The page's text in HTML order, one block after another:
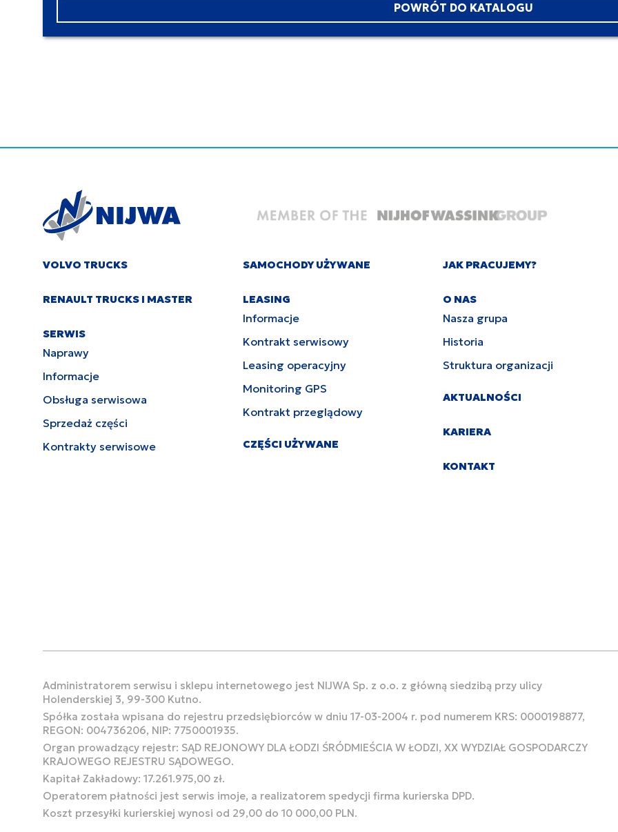
POWRÓT DO KATALOGU
VOLVO TRUCKS
RENAULT TRUCKS I MASTER
SERWIS
Naprawy
Informacje
Obsługa serwisowa
Sprzedaż części
Kontrakty serwisowe
SAMOCHODY UŻYWANE
LEASING
Informacje
Kontrakt serwisowy
Leasing operacyjny
Monitoring GPS
Kontrakt przeglądowy
CZĘŚCI UŻYWANE
JAK PRACUJEMY?
O NAS
Nasza grupa
Historia
Struktura organizacji
AKTUALNOŚCI
KARIERA
KONTAKT
Administratorem serwisu i sklepu internetowego jest NIJWA Sp. z o.o. z główną siedzibą przy ulicy
Holenderskiej 3, 99-300 Kutno.
Spółka została wpisana do rejestru przedsiębiorców w dniu 17-03-2004 r. pod numerem KRS: 0000198877,
REGON: 004736206, NIP: 7750001935.
Organ prowadzący rejestr: SĄD REJONOWY DLA ŁODZI ŚRÓDMIEŚCIA W ŁODZI, XX WYDZIAŁ GOSPODARCZY
KRAJOWEGO REJESTRU SĄDOWEGO.
Kapitał Zakładowy: 17.261.975,00 zł.
Operatorem płatności jest serwis imoje, a realizatorem spedycji firma kurierska DPD.
Koszt przesyłki kurierskiej wynosi od 29,00 do 10 000,00 PLN.